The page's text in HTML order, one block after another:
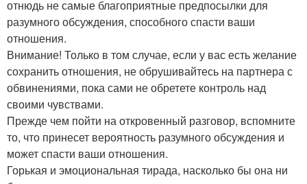
отнюдь не самые благоприятные предпосылки для
разумного обсуждения, способного спасти ваши
отношения.
Внимание! Только в том случае, если у вас есть желание
сохранить отношения, не обрушивайтесь на партнера с
обвинениями, пока сами не обретете контроль над
своими чувствами.
Прежде чем пойти на откровенный разговор, вспомните
то, что принесет вероятность разумного обсуждения и
может спасти ваши отношения.
Горькая и эмоциональная тирада, насколько бы она ни